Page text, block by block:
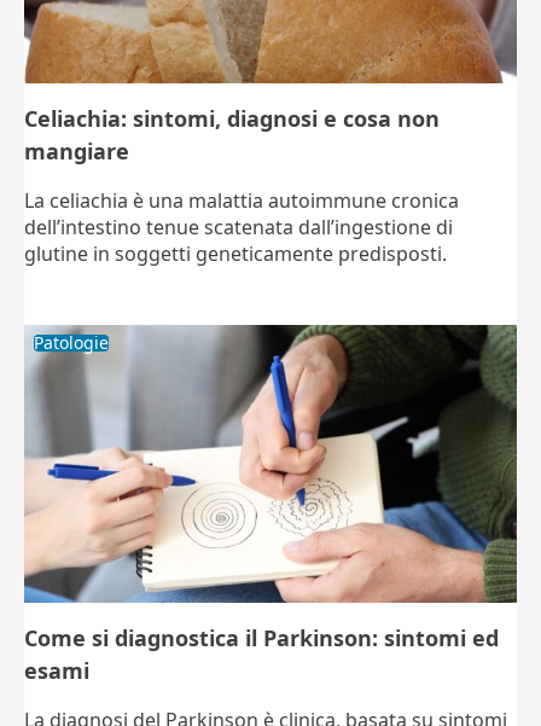
Celiachia: sintomi, diagnosi e cosa non
mangiare
La celiachia è una malattia autoimmune cronica
dell’intestino tenue scatenata dall’ingestione di
glutine in soggetti geneticamente predisposti.
Come si diagnostica il Parkinson: sintomi ed
esami
La diagnosi del Parkinson è clinica, basata su sintomi
Patologie